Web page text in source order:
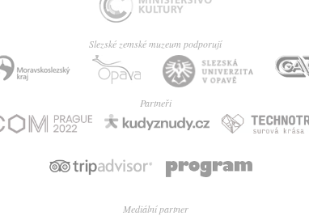
Slezské zemské muzeum podporují
Partneři
Mediální partner